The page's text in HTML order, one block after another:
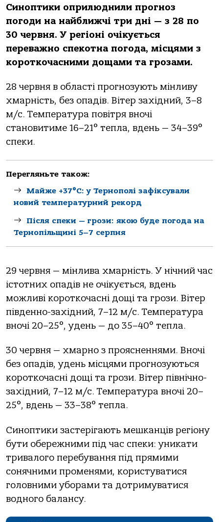
Синоптики оприлюднили прогноз
погоди на найближчі три дні — з 28 по
30 червня. У регіоні очікується
переважно спекотна погода, місцями з
короткочасними дощами та грозами.
28 червня в області прогнозують мінливу
хмарність, без опадів. Вітер західний, 3–8
м/с. Температура повітря вночі
становитиме 16–21° тепла, вдень — 34–39°
спеки.
Перегляньте також:
Майже +37°C: у Тернополі зафіксували
новий температурний рекорд
Після спеки — грози: якою буде погода на
Тернопільщині 5–7 серпня
29 червня — мінлива хмарність. У нічний час
істотних опадів не очікується, вдень
можливі короткочасні дощі та грози. Вітер
південно-західний, 7–12 м/с. Температура
вночі 20–25°, удень — до 35–40° тепла.
30 червня — хмарно з проясненнями. Вночі
без опадів, удень місцями прогнозуються
короткочасні дощі та грози. Вітер північно-
західний, 7–12 м/с. Температура вночі 20–
25°, вдень — 33–38° тепла.
Синоптики застерігають мешканців регіону
бути обережними під час спеки: уникати
тривалого перебування під прямими
сонячними променями, користуватися
головними уборами та дотримуватися
водного балансу.